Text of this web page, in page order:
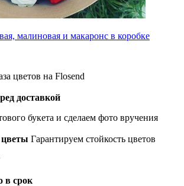
малиновая и макаронс в коробке
цветов на Flosend
доставкой
букета и сделаем фото вручения
цветы Гарантируем стойкость цветов
в срок